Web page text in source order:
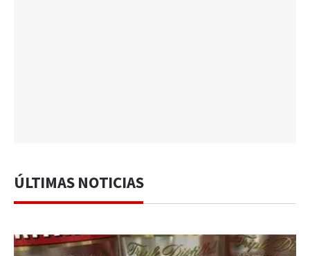
ÚLTIMAS NOTICIAS